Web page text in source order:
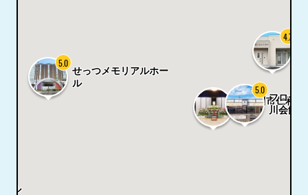
せっつメモリアルホー
ル
5.0
4.7
寝屋川市仁和寺
ル
フロー
川会館
5.0
ール